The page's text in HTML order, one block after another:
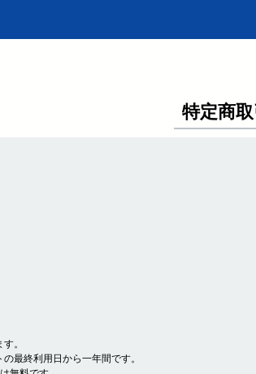
特定商
。
最終利用日から一年間です。